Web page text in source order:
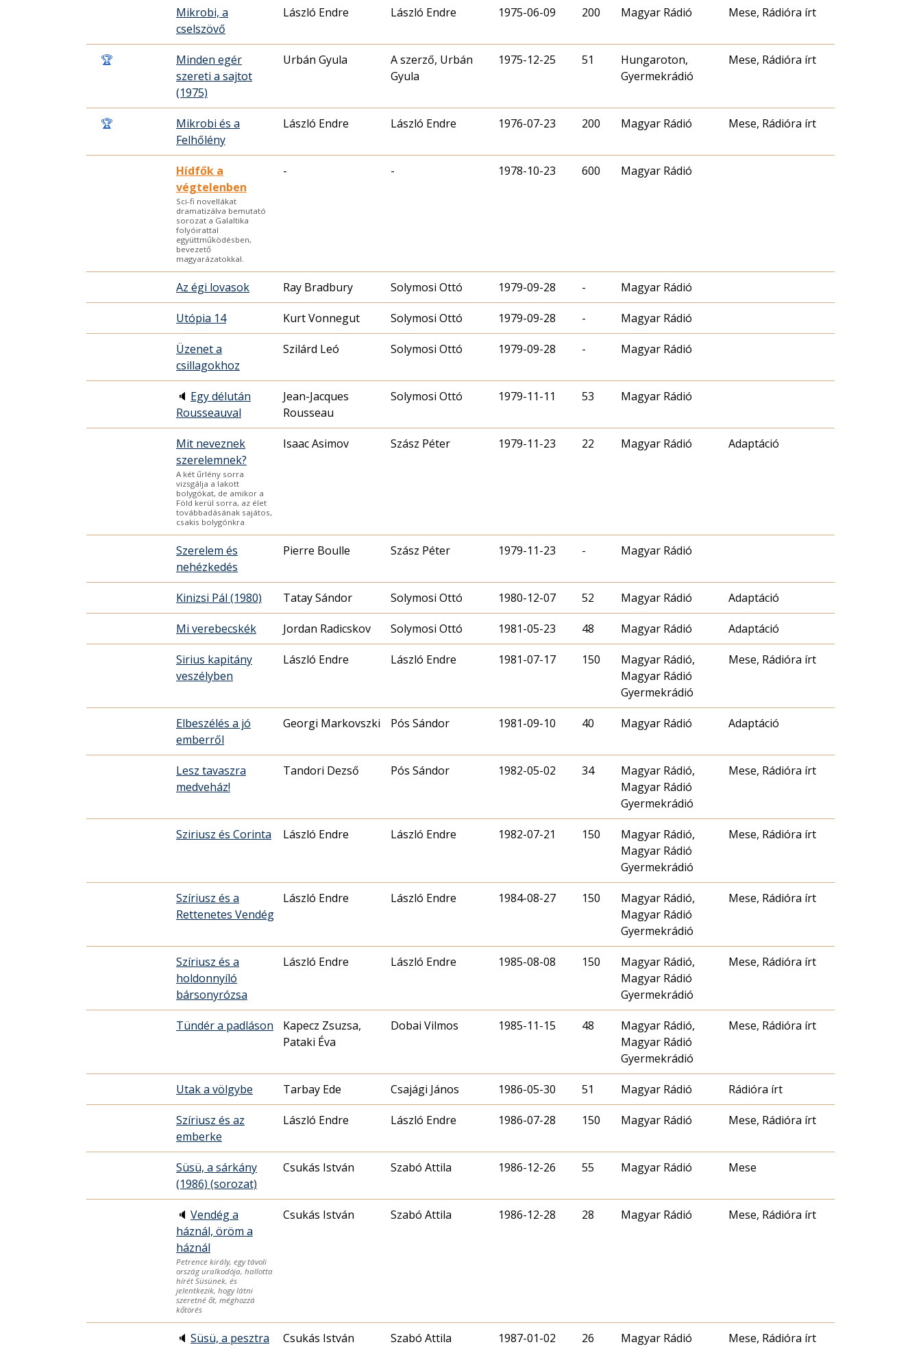
Mikrobi, a
cselszövő
László Endre László Endre 1975-06-09 200 Magyar Rádió Mese, Rádióra írt
🏆
Minden egér
szereti a sajtot
(1975)
Urbán Gyula
A szerző, Urbán
Gyula
1975-12-25 51
Hungaroton,
Gyermekrádió
Mese, Rádióra írt
🏆
Mikrobi és a
Felhőlény
László Endre László Endre 1976-07-23 200 Magyar Rádió Mese, Rádióra írt
Hídfők a
végtelenben
Sci-fi novellákat
dramatizálva bemutató
sorozat a Galaltika
folyóirattal
együttműködésben,
bevezető
magyarázatokkal.
- - 1978-10-23 600 Magyar Rádió
Az égi lovasok Ray Bradbury Solymosi Ottó 1979-09-28 - Magyar Rádió
Utópia 14 Kurt Vonnegut Solymosi Ottó 1979-09-28 - Magyar Rádió
Üzenet a
csillagokhoz
Szilárd Leó Solymosi Ottó 1979-09-28 - Magyar Rádió
🔈 Egy délután
Rousseauval
Jean-Jacques
Rousseau
Solymosi Ottó 1979-11-11 53 Magyar Rádió
Mit neveznek
szerelemnek?
A két űrlény sorra
vizsgálja a lakott
bolygókat, de amikor a
Föld kerül sorra, az élet
továbbadásának sajátos,
csakis bolygónkra
Isaac Asimov Szász Péter 1979-11-23 22 Magyar Rádió Adaptáció
Szerelem és
nehézkedés
Pierre Boulle Szász Péter 1979-11-23 - Magyar Rádió
Kinizsi Pál (1980) Tatay Sándor Solymosi Ottó 1980-12-07 52 Magyar Rádió Adaptáció
Mi verebecskék Jordan Radicskov Solymosi Ottó 1981-05-23 48 Magyar Rádió Adaptáció
Sirius kapitány
veszélyben
László Endre László Endre 1981-07-17 150
Magyar Rádió,
Magyar Rádió
Gyermekrádió
Mese, Rádióra írt
Elbeszélés a jó
emberről
Georgi Markovszki Pós Sándor 1981-09-10 40 Magyar Rádió Adaptáció
Lesz tavaszra
medveház!
Tandori Dezső Pós Sándor 1982-05-02 34
Magyar Rádió,
Magyar Rádió
Gyermekrádió
Mese, Rádióra írt
Sziriusz és Corinta László Endre László Endre 1982-07-21 150
Magyar Rádió,
Magyar Rádió
Gyermekrádió
Mese, Rádióra írt
Szíriusz és a
Rettenetes Vendég
László Endre László Endre 1984-08-27 150
Magyar Rádió,
Magyar Rádió
Gyermekrádió
Mese, Rádióra írt
Szíriusz és a
holdonnyíló
bársonyrózsa
László Endre László Endre 1985-08-08 150
Magyar Rádió,
Magyar Rádió
Gyermekrádió
Mese, Rádióra írt
Tündér a padláson
Kapecz Zsuzsa,
Pataki Éva
Dobai Vilmos 1985-11-15 48
Magyar Rádió,
Magyar Rádió
Gyermekrádió
Mese, Rádióra írt
Utak a völgybe Tarbay Ede Csajági János 1986-05-30 51 Magyar Rádió Rádióra írt
Szíriusz és az
emberke
László Endre László Endre 1986-07-28 150 Magyar Rádió Mese, Rádióra írt
Süsü, a sárkány
(1986) (sorozat)
Csukás István Szabó Attila 1986-12-26 55 Magyar Rádió Mese
🔈 Vendég a
háznál, öröm a
háznál
Petrence király, egy távoli
ország uralkodója, hallotta
hírét Süsünek, és
jelentkezik, hogy látni
szeretné őt, méghozzá
kőtörés
Csukás István Szabó Attila 1986-12-28 28 Magyar Rádió Mese, Rádióra írt
🔈 Süsü, a pesztra Csukás István Szabó Attila 1987-01-02 26 Magyar Rádió Mese, Rádióra írt